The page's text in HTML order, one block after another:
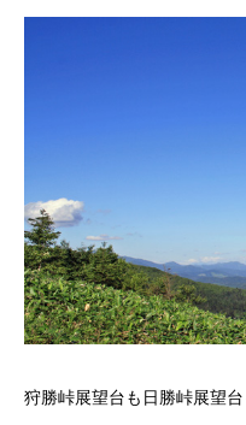
狩勝峠展望台も日勝峠展望